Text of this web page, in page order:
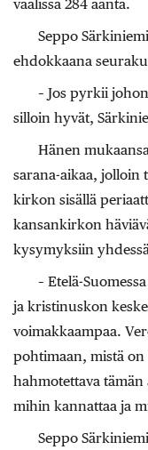
vaalissa 284 ääntä.
Seppo
ehdokkaana
– Jos pyrkii
silloin hyvät,
Hänen
sarana-aikaa, jolloin
kirkon sisällä
kansankirkon
kysymyksiin
– Etelä-
ja kristinuskon
voimakkaampaa.
pohtimaan, mistä
hahmotettava
mihin kannattaa ja
Seppo